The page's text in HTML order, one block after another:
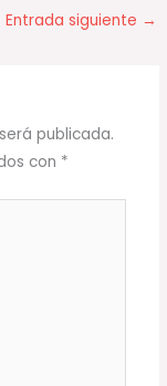
Entrada siguiente →
publicada.
con *